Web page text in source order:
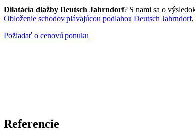
Dilatácia dlažby Deutsch Jahrndorf? S nami sa o
Obloženie schodov plávajúcou podlahou Deutsch Jahrndorf,
Požiadať o cenovú ponuku
Referencie